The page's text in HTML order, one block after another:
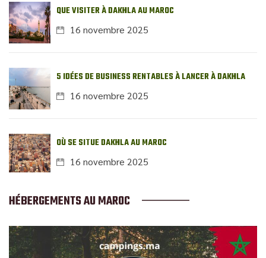
QUE VISITER À DAKHLA AU MAROC
16 novembre 2025
5 IDÉES DE BUSINESS RENTABLES À LANCER À DAKHLA
16 novembre 2025
OÙ SE SITUE DAKHLA AU MAROC
16 novembre 2025
HÉBERGEMENTS AU MAROC